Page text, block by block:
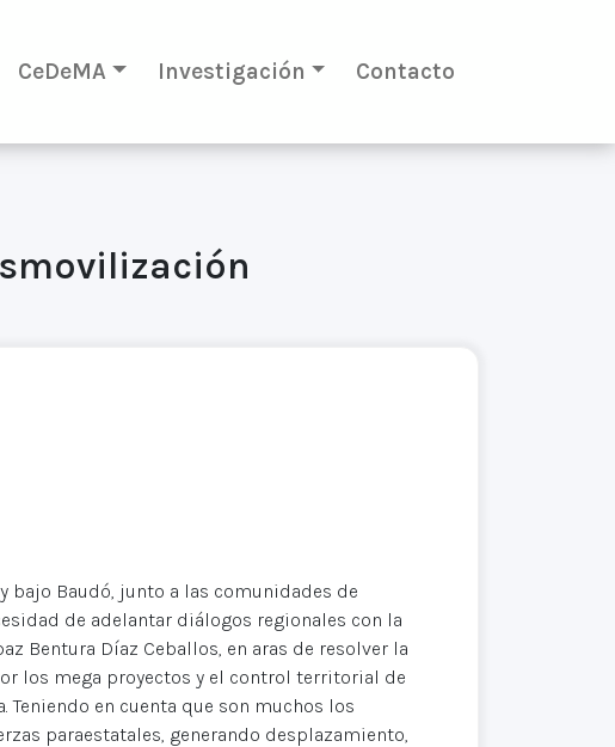
CeDeMA Investigación Contacto
bajo Baudó, junto a las comunidades de
de adelantar diálogos regionales con la
Bentura Díaz Ceballos, en aras de resolver la
los mega proyectos y el control territorial de
en cuenta que son muchos los
paraestatales, generando desplazamiento,